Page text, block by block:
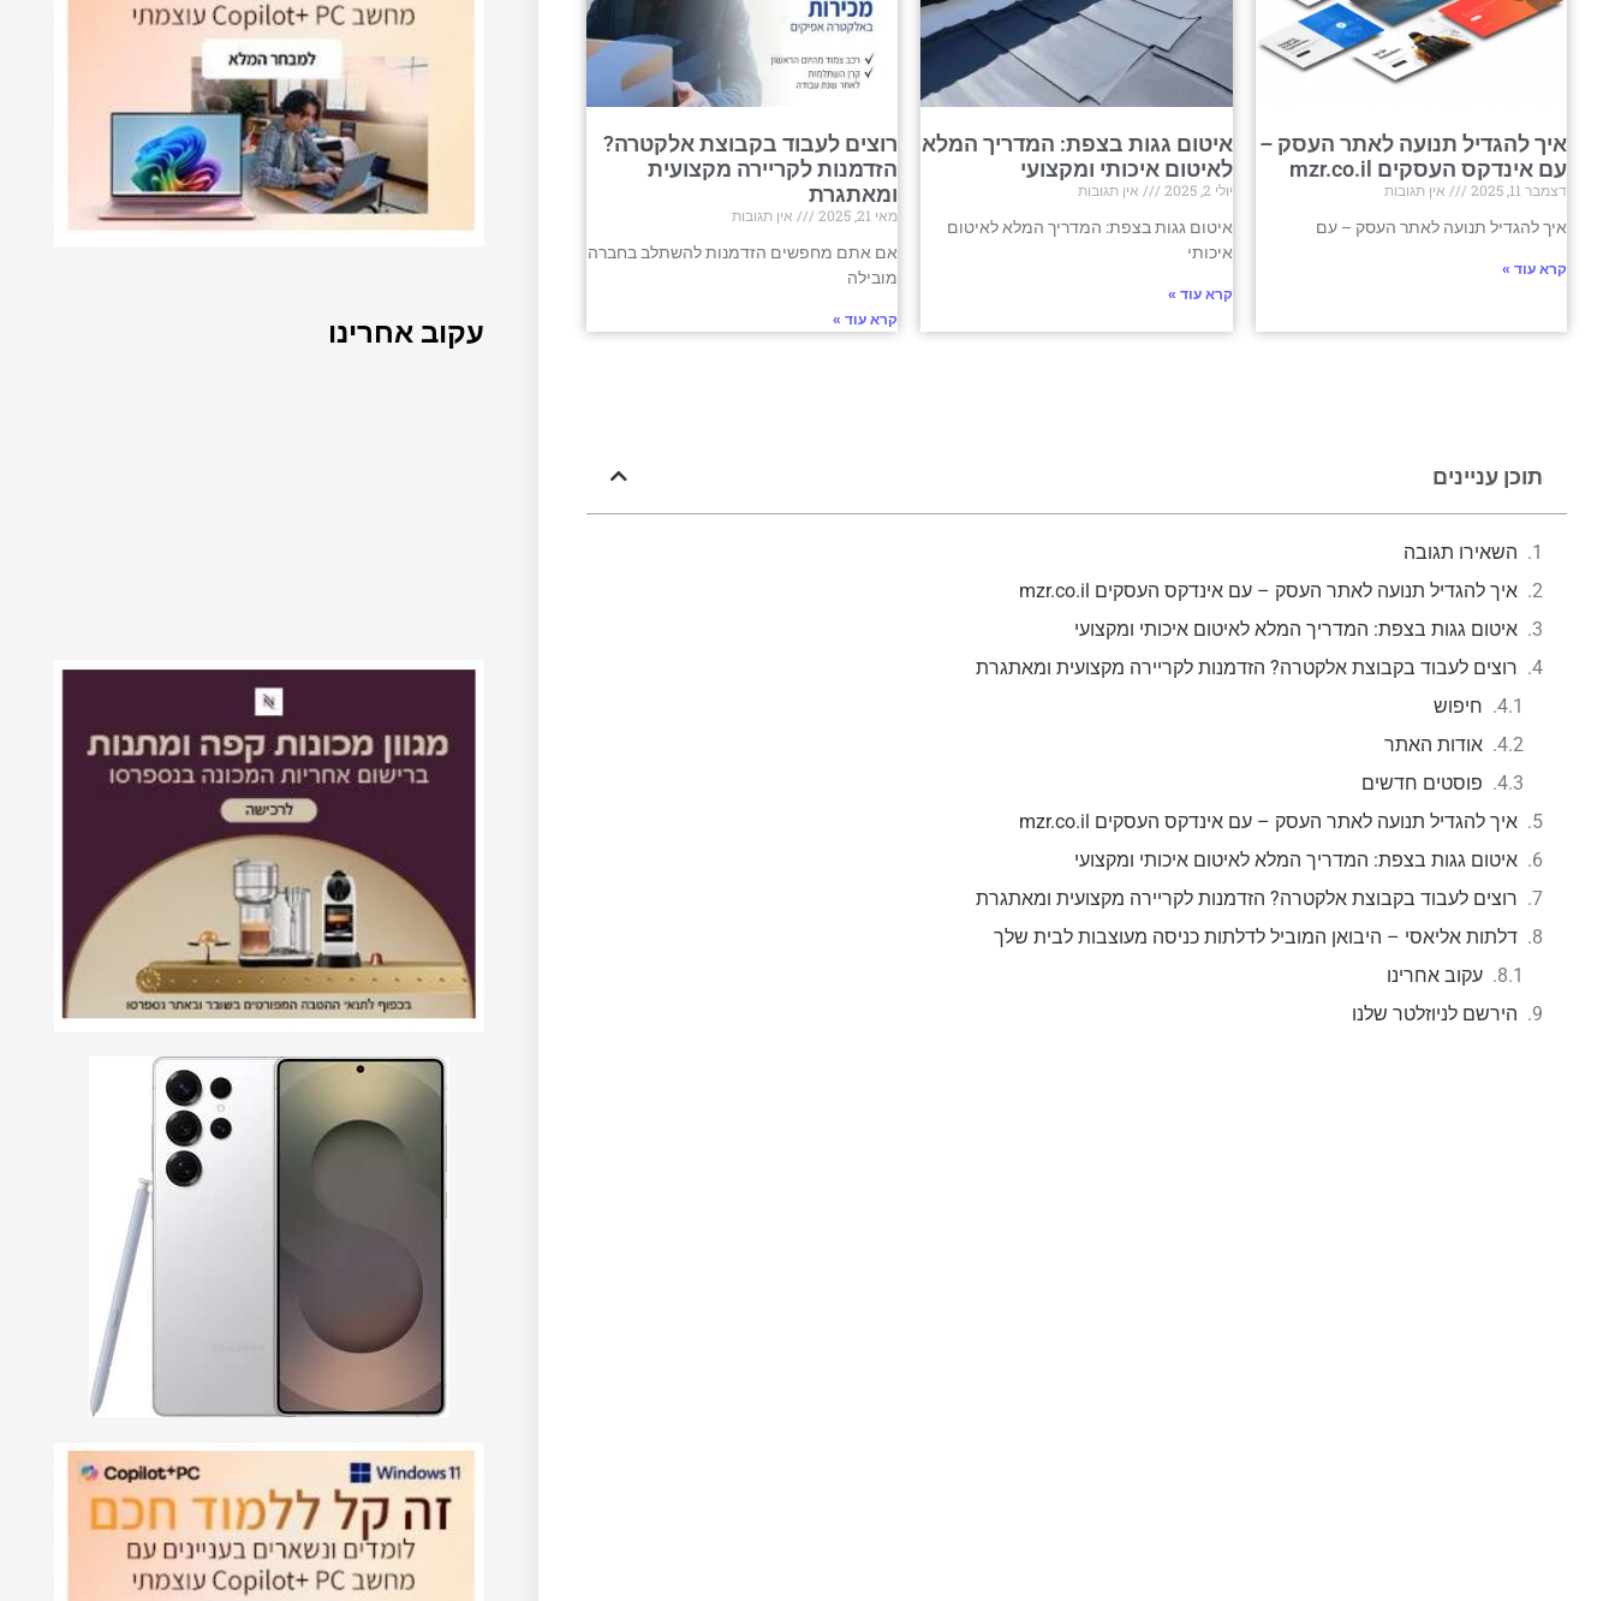
איך להגדיל תנועה לאתר העסק –
עם אינדקס העסקים mzr.co.il
דצמבר 11, 2025
אין תגובות
איך להגדיל תנועה לאתר העסק – עם
קרא עוד »
איטום גגות בצפת: המדריך המלא
לאיטום איכותי ומקצועי
יולי 2, 2025
אין תגובות
איטום גגות בצפת: המדריך המלא לאיטום
איכותי
קרא עוד »
רוצים לעבוד בקבוצת אלקטרה?
הזדמנות לקריירה מקצועית
ומאתגרת
מאי 21, 2025
אין תגובות
אם אתם מחפשים הזדמנות להשתלב בחברה
מובילה
קרא עוד »
תוכן עניינים
השאירו תגובה
איך להגדיל תנועה לאתר העסק – עם אינדקס העסקים mzr.co.il
איטום גגות בצפת: המדריך המלא לאיטום איכותי ומקצועי
רוצים לעבוד בקבוצת אלקטרה? הזדמנות לקריירה מקצועית ומאתגרת
חיפוש
אודות האתר
פוסטים חדשים
איך להגדיל תנועה לאתר העסק – עם אינדקס העסקים mzr.co.il
איטום גגות בצפת: המדריך המלא לאיטום איכותי ומקצועי
רוצים לעבוד בקבוצת אלקטרה? הזדמנות לקריירה מקצועית ומאתגרת
דלתות אליאסי – היבואן המוביל לדלתות כניסה מעוצבות לבית שלך
עקוב אחרינו
הירשם לניוזלטר שלנו
עקוב אחרינו